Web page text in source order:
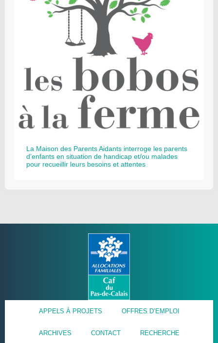
La Maison des Parents Aidants interroge les parents
d’enfants en situation de handicap et/ou malades
pour recueillir leurs besoins et attentes
APPELS À PROJETS OFFRES D’EMPLOI
ARCHIVES CONTACT RECHERCHE